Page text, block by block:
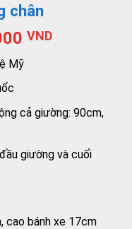
chân
VND
Mỹ
cả giường: 90cm,
giường và cuối
bánh xe 17cm